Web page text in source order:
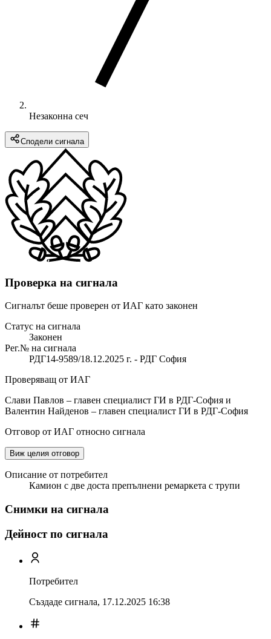
Незаконна сеч
Сподели сигнала
Проверка на сигнала
Сигналът беше проверен от ИАГ като законен
Статус на сигнала
Законен
Рег.№ на сигнала
РДГ14-9589/18.12.2025 г. - РДГ София
Проверяващ от ИАГ
Слави Павлов – главен специалист ГИ в РДГ-София и
Валентин Найденов – главен специалист ГИ в РДГ-София
Отговор от ИАГ относно сигнала
Виж целия отговор
Описание от потребител
Камион с две доста препълнени ремаркета с трупи
Снимки на сигнала
Дейност по сигнала
Потребител
Създаде сигнала, 17.12.2025 16:38